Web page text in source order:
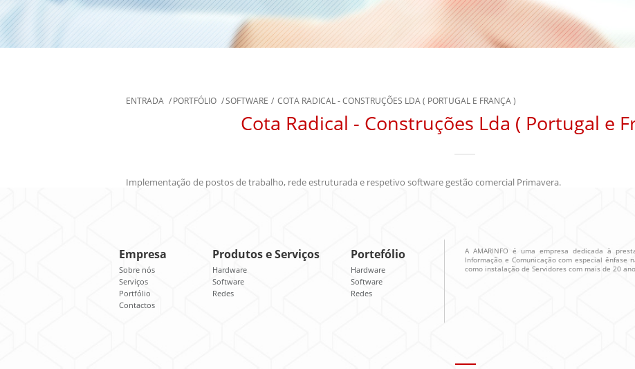
ENTRADA /PORTFÓLIO /SOFTWARE / COTA RADICAL - CONSTRUÇÕES LDA ( PORTUGAL E FRANÇA )
Cota Radical - Construções Lda ( Portugal e
Implementação de postos de trabalho, rede estruturada e respetivo software gestão comercial Primavera.
Empresa
Sobre nós
Serviços
Portfólio
Contactos
Produtos e Serviços
Hardware
Software
Redes
Portefólio
Hardware
Software
Redes
A AMARINFO é uma empresa dedicada à
Informação e Comunicação com especial ênfase
como instalação de Servidores com mais de 20